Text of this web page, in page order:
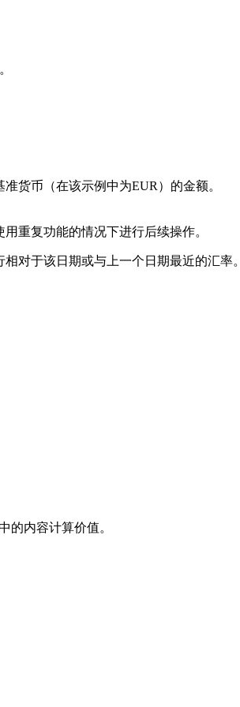
货币（在该示例中为EUR）的金额。
重复功能的情况下进行后续操作。
对于该日期或与上一个日期最近的汇率。
的内容计算价值。